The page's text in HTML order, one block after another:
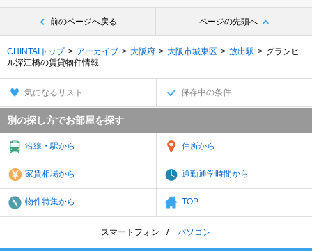
前のページへ戻る ページの先頭へ
CHINTAIトップ アーカイブ 大阪府 大阪市城東区 放出駅
グランヒ
ル深江橋の賃貸物件情報
気になるリスト 保存中の条件
別の探し方でお部屋を探す
沿線・駅から 住所から
家賃相場から 通勤通学時間から
物件特集から TOP
スマートフォン パソコン